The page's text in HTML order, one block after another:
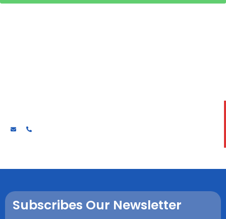
Subscribes Our Newsletter